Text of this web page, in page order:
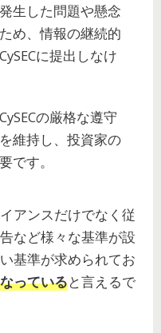
生した問題や懸念
め、情報の継続的
に提出しなけ
の厳格な遵守
維持し、投資家の
です。
アンスだけでなく従
など様々な基準が設
基準が求められてお
っていると言えるで